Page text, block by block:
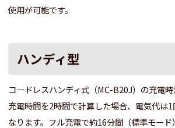
使用が可能です。
ハンディ型
コードレスハンディ式（MC-B20J）の充電時
充電時間を2時間で計算した場合、電気代は
なります。フル充電で約16分間（標準モー